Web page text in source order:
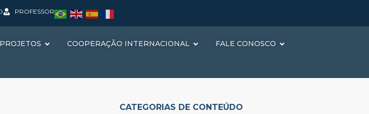
PROFESSOR
COOPERAÇÃO INTERNACIONAL FALE CONOSCO
CATEGORIAS DE CONTEÚDO